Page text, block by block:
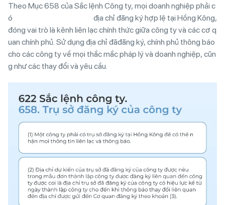
Theo Mục 658 của Sắc lệnh Công ty, mọi doanh nghiệp phải c
ó địa chỉ đăng ký hợp lệ tại Hồng Kông,
đóng vai trò là kênh liên lạc chính thức giữa công ty và các cơ q
uan chính phủ. Sử dụng địa chỉ đãđăng ký, chính phủ thông báo
cho các công ty về mọi thắc mắc pháp lý và doanh nghiệp, cũn
g như các thay đổi và yêu cầu.